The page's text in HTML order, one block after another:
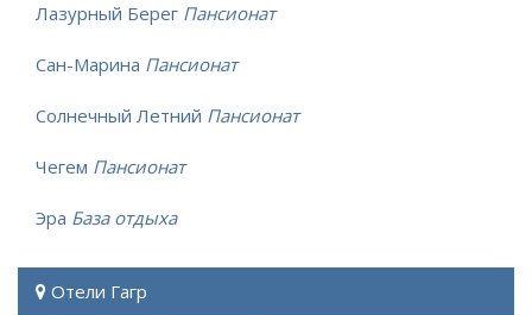
Лазурный Берег Пансионат
Сан-Марина Пансионат
Солнечный Летний Пансионат
Чегем Пансионат
Эра База отдыха
Отели Гагр